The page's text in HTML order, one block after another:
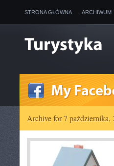
STRONA GŁÓWNA ARCHIWUM
Archive for 7 października,